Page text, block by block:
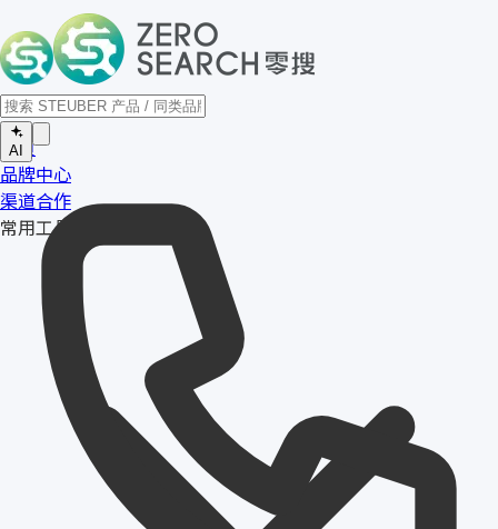
AI
首页
品牌中心
渠道合作
常用工具